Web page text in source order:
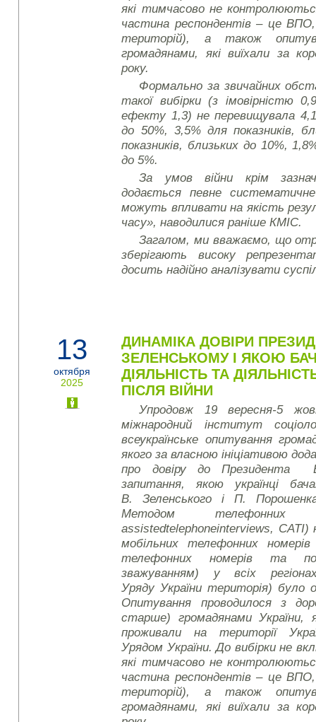
які тимчасово не
частина респондентів – це ВПО,
територій), а також
громадянами, які виїхали за
року.
Формально за звичайних
такої вибірки (з імовірністю
ефекту 1,3) не перевищувала
до 50%, 3,5% для показників,
показників, близьких до 10%,
до 5%.
За умов війни крім
додається певне
можуть впливати на якість
часу», наводилися раніше КМІС.
Загалом, ми вважаємо, що
зберігають високу
досить надійно аналізувати
13
октября
2025
ДИНАМІКА ДОВІРИ
ЗЕЛЕНСЬКОМУ І ЯКОЮ
ДІЯЛЬНІСТЬ ТА
ПІСЛЯ ВІЙНИ
Упродовж 19 вересня-5
міжнародний інститут
всеукраїнське опитування
якого за власною ініціативою
про довіру до Президента
запитання, якою українці
В. Зеленського і П.
Методом
assistedtelephoneinterviews, CATI)
мобільних телефонних
телефонних номерів та
зважуванням) у всіх
Уряду України територія) було
Опитування проводилося з
старше) громадянами України,
проживали на території
Урядом України. До вибірки не
які тимчасово не
частина респондентів – це ВПО,
територій), а також
громадянами, які виїхали за